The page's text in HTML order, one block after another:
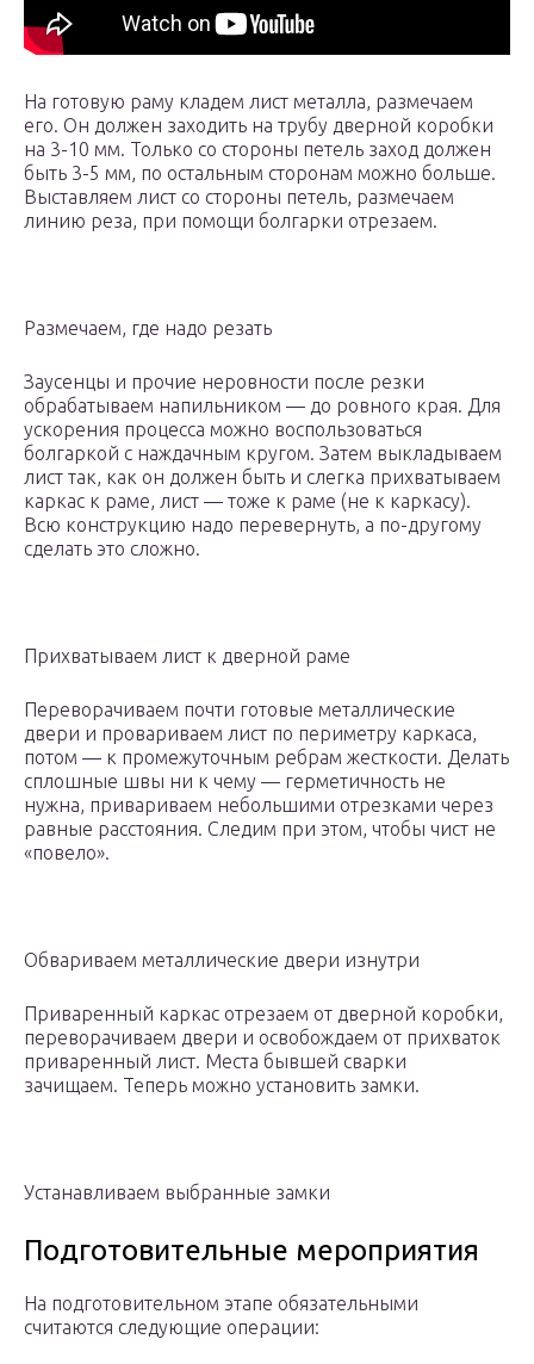
На готовую раму кладем лист металла, размечаем
его. Он должен заходить на трубу дверной коробки
на 3-10 мм. Только со стороны петель заход должен
быть 3-5 мм, по остальным сторонам можно больше.
Выставляем лист со стороны петель, размечаем
линию реза, при помощи болгарки отрезаем.
Размечаем, где надо резать
Заусенцы и прочие неровности после резки
обрабатываем напильником — до ровного края. Для
ускорения процесса можно воспользоваться
болгаркой с наждачным кругом. Затем выкладываем
лист так, как он должен быть и слегка прихватываем
каркас к раме, лист — тоже к раме (не к каркасу).
Всю конструкцию надо перевернуть, а по-другому
сделать это сложно.
Прихватываем лист к дверной раме
Переворачиваем почти готовые металлические
двери и провариваем лист по периметру каркаса,
потом — к промежуточным ребрам жесткости. Делать
сплошные швы ни к чему — герметичность не
нужна, привариваем небольшими отрезками через
равные расстояния. Следим при этом, чтобы чист не
«повело».
Обвариваем металлические двери изнутри
Приваренный каркас отрезаем от дверной коробки,
переворачиваем двери и освобождаем от прихваток
приваренный лист. Места бывшей сварки
зачищаем. Теперь можно установить замки.
Устанавливаем выбранные замки
Подготовительные мероприятия
На подготовительном этапе обязательными
считаются следующие операции: